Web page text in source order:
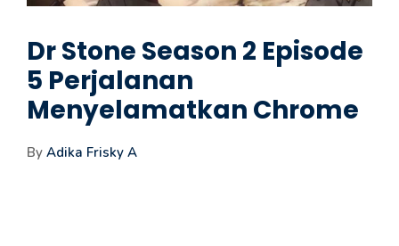
Dr Stone Season 2 Episode
5 Perjalanan
Menyelamatkan Chrome
By Adika Frisky A